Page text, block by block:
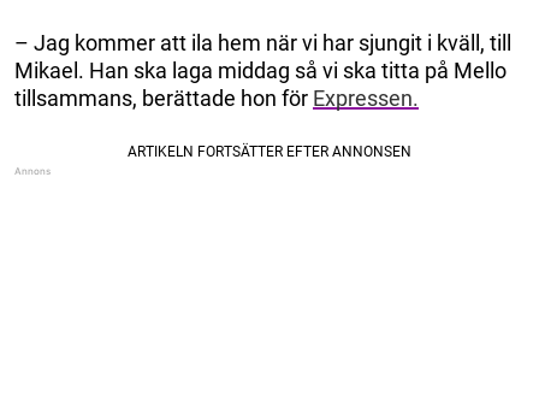
– Jag kommer att ila hem när vi har sjungit i kväll, till
Mikael. Han ska laga middag så vi ska titta på Mello
tillsammans, berättade hon för Expressen.